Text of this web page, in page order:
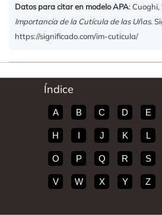
Datos para citar en modelo APA: Cuoghi,
Importancia de la Cutícula de las Uñas.
https://significado.com/im-cuticula/
Índice
A B C D E
H I J K L
O P Q R S
V W X Y Z